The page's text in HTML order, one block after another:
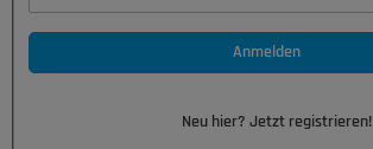
Anmelden
Neu hier? Jetzt registrieren!